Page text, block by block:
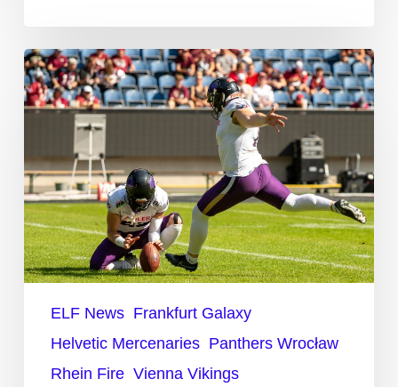
Die
Top-
Performer
zehnten
Spieltags
ELF News Frankfurt Galaxy
Helvetic Mercenaries Panthers Wrocław
Rhein Fire Vienna Vikings